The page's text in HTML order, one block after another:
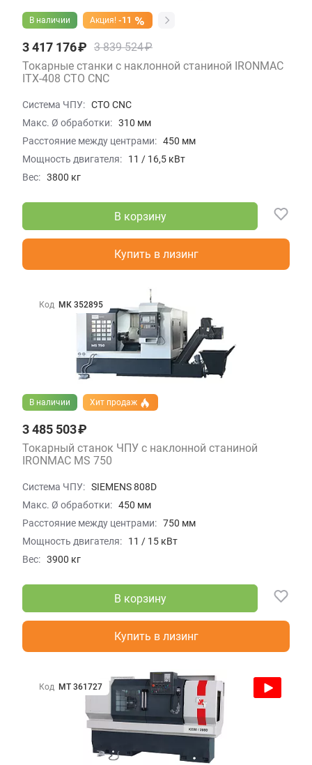
В наличии Акция! -11
3 417 176 ₽ 3 839 524 ₽
Токарные станки с наклонной станиной IRONMAC
ITX-408 СТО CNC
Система ЧПУ: СТО CNC
Макс. Ø обработки: 310 мм
Расстояние между центрами: 450 мм
Мощность двигателя:
11 / 16,5 кВт
Вес: 3800 кг
В корзину
Купить в лизинг
В наличии Хит продаж
3 485 503 ₽
Токарный станок ЧПУ с наклонной станиной
IRONMAC MS 750
Система ЧПУ: SIEMENS 808D
Макс. Ø обработки: 450 мм
Расстояние между центрами: 750 мм
Мощность двигателя:
11 / 15 кВт
Вес: 3900 кг
В корзину
Купить в лизинг
Код МК 352895
Код МТ 361727